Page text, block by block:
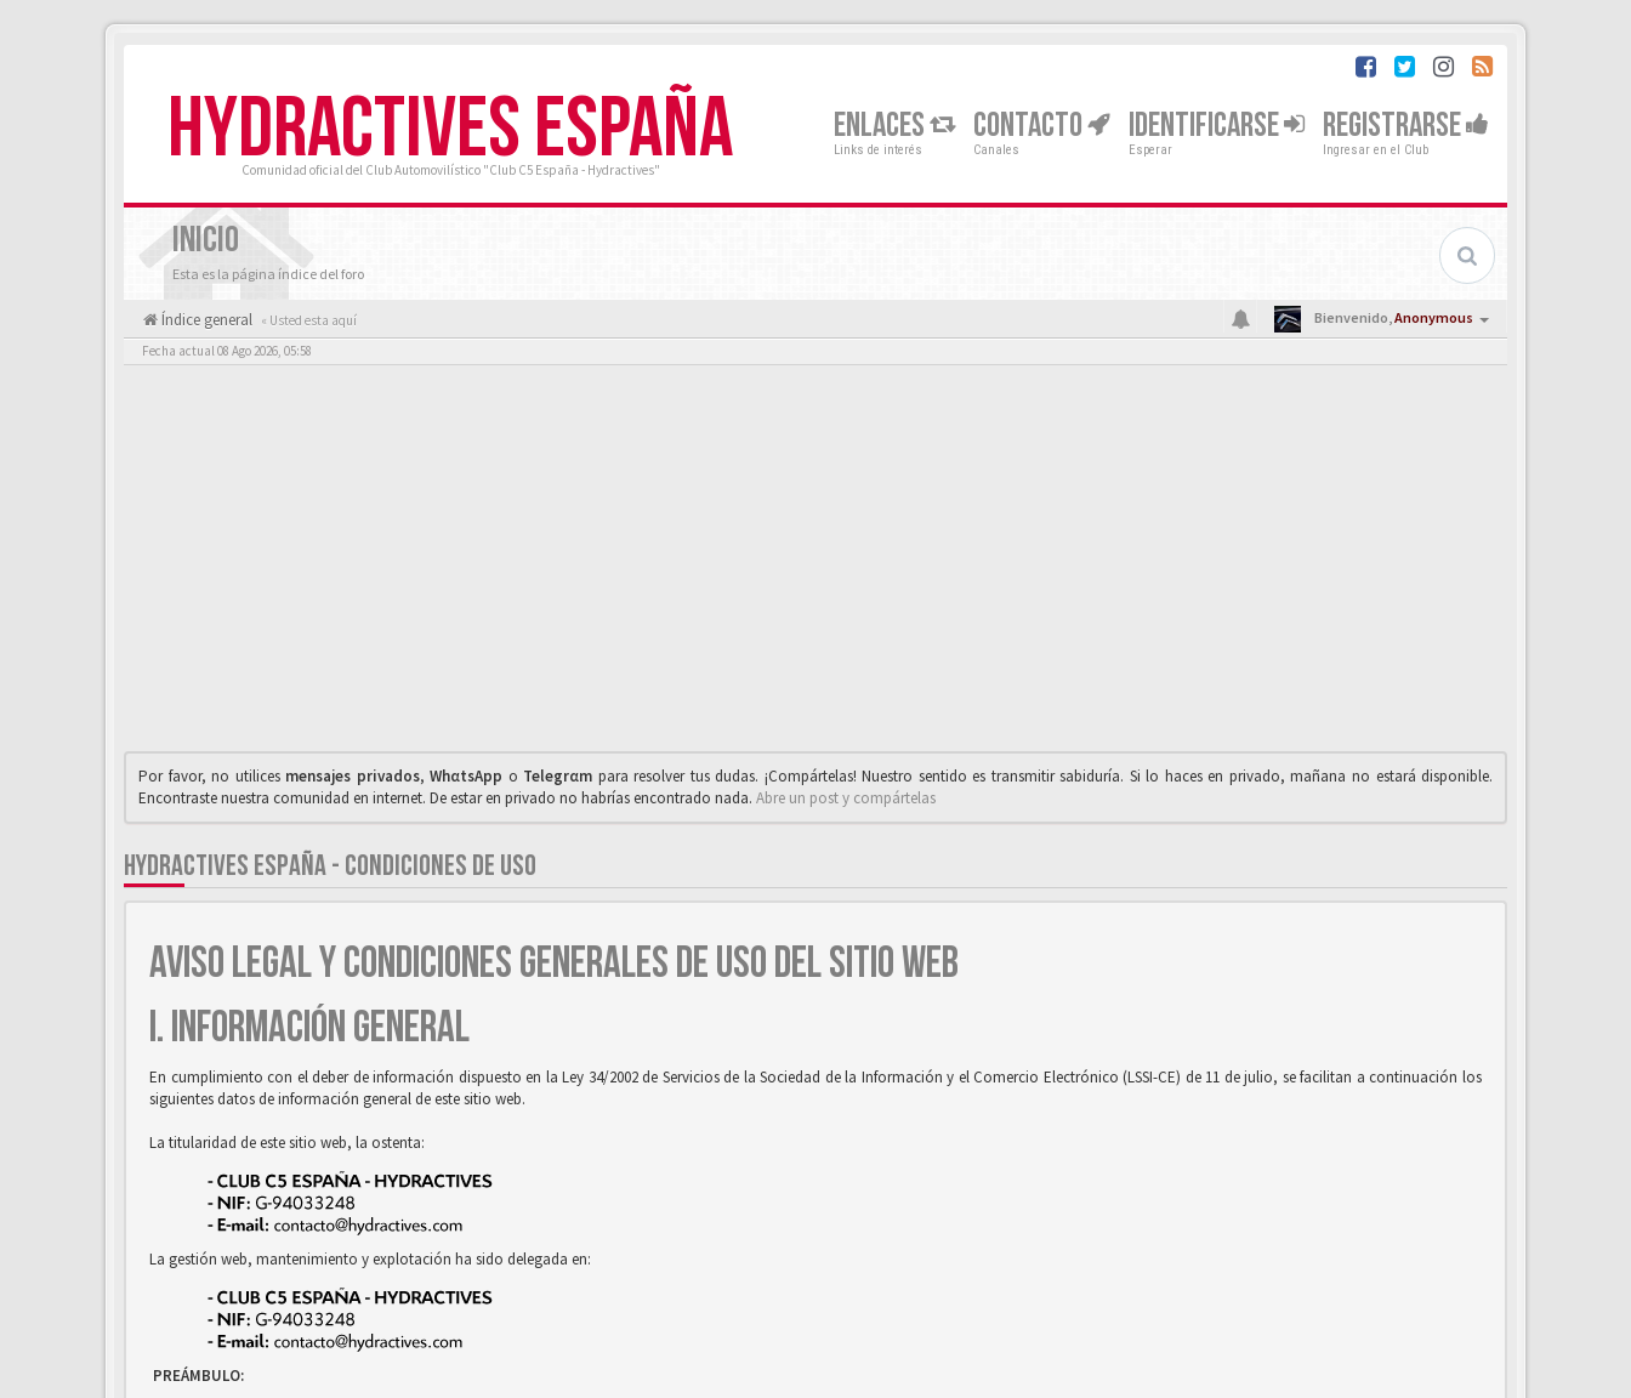
HYDRACTIVES ESPAÑA
Comunidad oficial del Club Automovilístico "Club C5 España - Hydractives"
ENLACES
Links de interés
CONTACTO
Canales
IDENTIFICARSE
Esperar
REGISTRARSE
Ingresar en el Club
INICIO
Esta es la página índice del foro
Índice general « Usted esta aquí Bienvenido,Anonymous
Fecha actual 08 Ago 2026, 05:58
Por favor, no utilices mensajes privados,WhαtsApp o Telegrαm para resolver tus dudas. ¡Compártelas! Nuestro sentido es transmitir sabiduría. Si lo haces en privado, mañana no estará disponible.
Encontraste nuestra comunidad en internet. De estar en privado no habrías encontrado nada. Abre un post y compártelas
HYDRACTIVES ESPAÑA - CONDICIONES DE USO
AVISO LEGAL Y CONDICIONES GENERALES DE USO DEL SITIO WEB
I. INFORMACIÓN GENERAL
En cumplimiento con el deber de información dispuesto en la Ley 34/2002 de Servicios de la Sociedad de la Información y el Comercio Electrónico (LSSI-CE) de 11 de julio, se facilitan a continuación los
siguientes datos de información general de este sitio web.
La titularidad de este sitio web, la ostenta:
La gestión web, mantenimiento y explotación ha sido delegada en:
PREÁMBULO: